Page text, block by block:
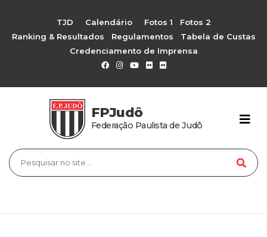
TJD Calendário Fotos 1
Fotos 2
Ranking & Resultados
Regulamentos
Tabela de Custas
Credenciamento de Imprensa
FPJudô
Federação Paulista de Judô